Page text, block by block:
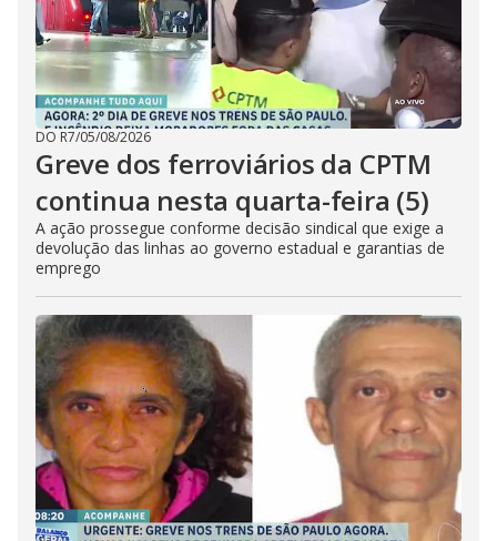
DO R7/05/08/2026
Greve dos ferroviários da CPTM
continua nesta quarta-feira (5)
A ação prossegue conforme decisão sindical que exige a
devolução das linhas ao governo estadual e garantias de
emprego